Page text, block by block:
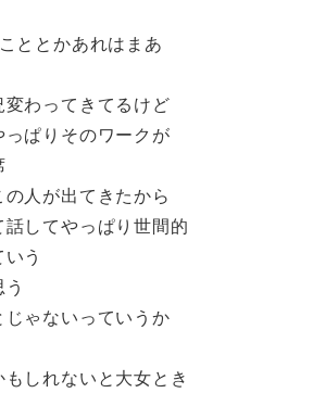
ととかあれはまあ
わってきてるけど
ぱりそのワークが
人が出てきたから
してやっぱり世間的
う
ゃないっていうか
しれないと大女とき